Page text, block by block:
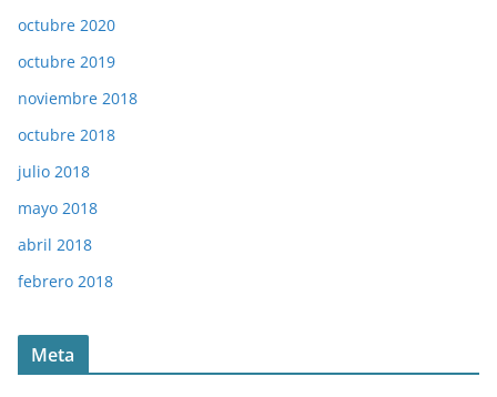
octubre 2020
octubre 2019
noviembre 2018
octubre 2018
julio 2018
mayo 2018
abril 2018
febrero 2018
Meta